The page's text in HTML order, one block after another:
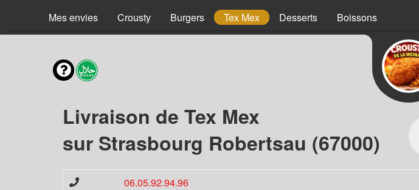
Mes envies Crousty Burgers Tex Mex Desserts Boissons
Livraison de Tex Mex
sur Strasbourg Robertsau (67000)
06.05.92.94.96